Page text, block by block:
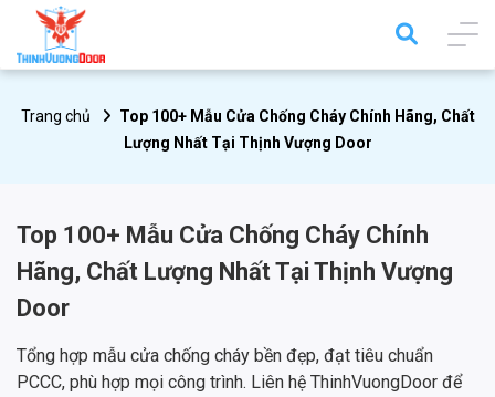
Trang chủ
Top 100+ Mẫu Cửa Chống Cháy Chính Hãng, Chất
Lượng Nhất Tại Thịnh Vượng Door
Top 100+ Mẫu Cửa Chống Cháy Chính
Hãng, Chất Lượng Nhất Tại Thịnh Vượng
Door
Tổng hợp mẫu cửa chống cháy bền đẹp, đạt tiêu chuẩn
PCCC, phù hợp mọi công trình. Liên hệ ThinhVuongDoor để